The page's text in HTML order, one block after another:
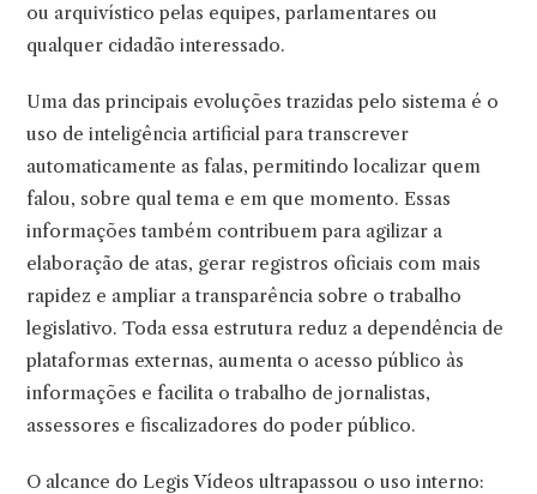
ou arquivístico pelas equipes, parlamentares ou
qualquer cidadão interessado.
Uma das principais evoluções trazidas pelo sistema é o
uso de inteligência artificial para transcrever
automaticamente as falas, permitindo localizar quem
falou, sobre qual tema e em que momento. Essas
informações também contribuem para agilizar a
elaboração de atas, gerar registros oficiais com mais
rapidez e ampliar a transparência sobre o trabalho
legislativo. Toda essa estrutura reduz a dependência de
plataformas externas, aumenta o acesso público às
informações e facilita o trabalho de jornalistas,
assessores e fiscalizadores do poder público.
O alcance do Legis Vídeos ultrapassou o uso interno: